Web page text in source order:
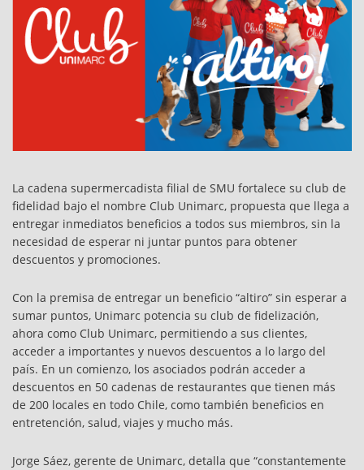
La cadena supermercadista filial de SMU fortalece su club de
fidelidad bajo el nombre Club Unimarc, propuesta que llega a
entregar inmediatos beneficios a todos sus miembros, sin la
necesidad de esperar ni juntar puntos para obtener
descuentos y promociones.
Con la premisa de entregar un beneficio “altiro” sin esperar a
sumar puntos, Unimarc potencia su club de fidelización,
ahora como Club Unimarc, permitiendo a sus clientes,
acceder a importantes y nuevos descuentos a lo largo del
país. En un comienzo, los asociados podrán acceder a
descuentos en 50 cadenas de restaurantes que tienen más
de 200 locales en todo Chile, como también beneficios en
entretención, salud, viajes y mucho más.
Jorge Sáez, gerente de Unimarc, detalla que “constantemente